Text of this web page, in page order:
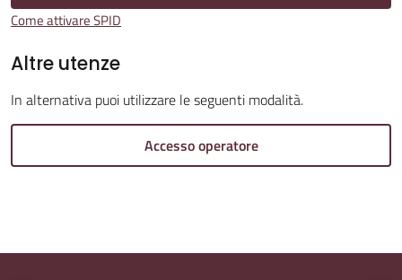
A
b
P
i
Come attivare SPID
Altre utenze
In alternativa puoi utilizzare le seguenti modalità.
Accesso operatore